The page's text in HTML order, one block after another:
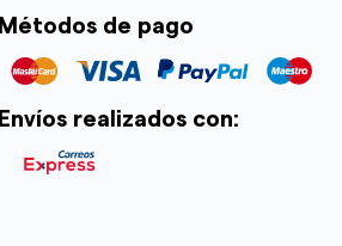
Métodos de pago
Envíos realizados con: